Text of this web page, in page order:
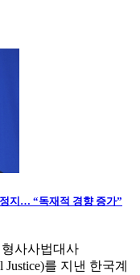
지… “독재적 경향 증가”
사사법대사
Justice)를 지낸 한국계